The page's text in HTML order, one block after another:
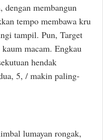
membangun
tempo membawa kru
tampil. Pun, Target
macam. Engkau
hendak
5, / makin paling-
lumayan rongak,